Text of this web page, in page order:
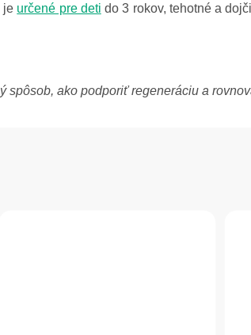
je určené pre deti do 3 rokov, tehotné a
spôsob, ako podporiť regeneráciu a